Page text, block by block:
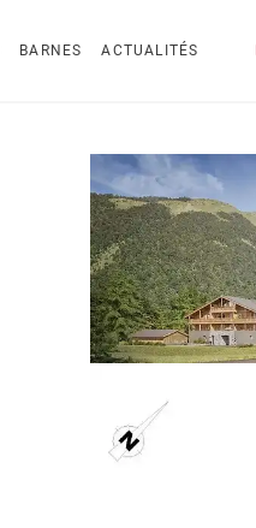
BARNES ACTUALITÉS